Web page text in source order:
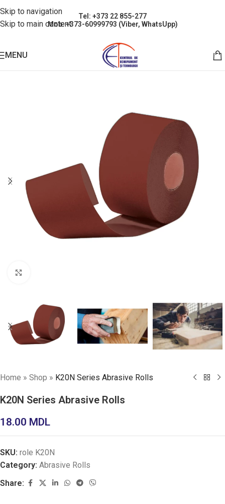
Skip to navigation
Skip to main content
Tel: +373 22 855-277
Mob: +373-60999793 (Viber, WhatsUpp)
MENU
Home » Shop » K20N Series Abrasive Rolls
K20N Series Abrasive Rolls
18.00 MDL
SKU: role K20N
Category: Abrasive Rolls
Share: